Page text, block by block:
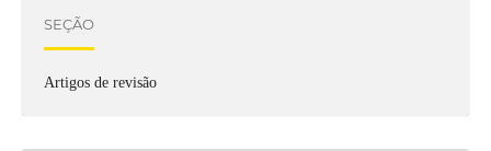
SEÇÃO
Artigos de revisão